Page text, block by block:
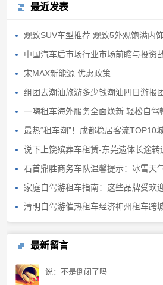
最近发表
观致SUV车型推荐 观致5外观饱满内
中国汽车后市场行业市场前瞻与投资
宋MAX新能源 优惠政策
组团去潮汕旅游多少钱潮汕四日游报团
一嗨租车海外服务全面焕新 轻松自驾
最热“租车潮”！成都稳居客流TOP10
说下上饶殡葬车租赁-东莞遗体长途转
石首鼎胜商务车队温馨提示：冰雪天
家庭自驾游租车指南：这些品牌受欢
清明自驾游催热租车经济神州租车跨城
最新留言
说：不是倒闭了吗